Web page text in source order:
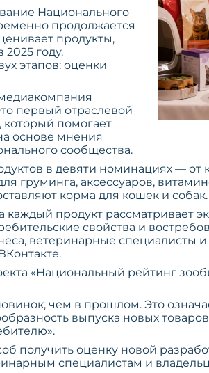
Национального
продолжается
продукты,
году.
этапов: оценки
первый отраслевой
который помогает
основе мнения
сообщества.
в девяти номинациях —
груминга, аксессуаров,
корма для кошек и
каждый продукт
свойства и
ветеринарные специалисты
«Национальный рейтинг
чем в прошлом. Это
выпуска новых
получить оценку новой
специалистам и